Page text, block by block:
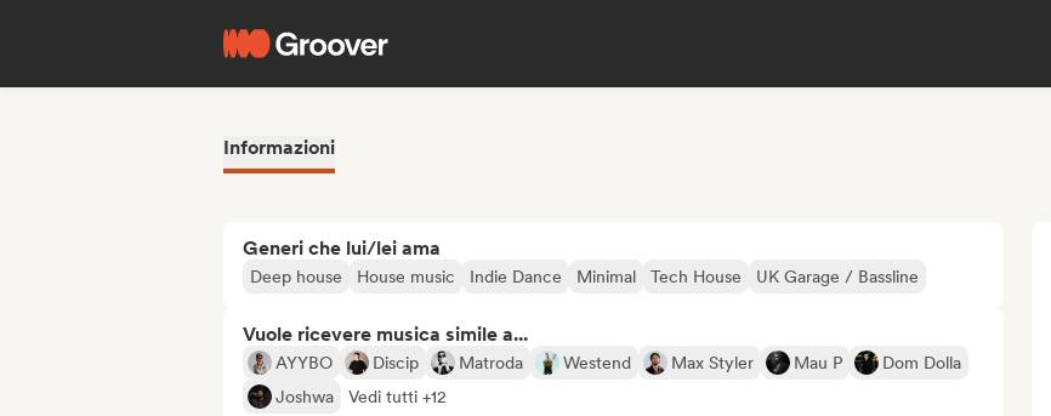
Informazioni
Generi che lui/lei ama
Deep house House music Indie Dance Minimal Tech House UK Garage / Bassline
Vuole ricevere musica simile a...
AYYBO Discip Matroda Westend Max Styler Mau P
Dom Dolla
Joshwa
Vedi tutti +12